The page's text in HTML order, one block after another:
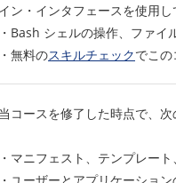
イン・インタフェースを使用
・Bash シェルの操作、ファ
・無料のスキルチェックでこの
当コースを修了した時点で、次
・マニフェスト、テンプレー
・ユーザーとアプリケーショ